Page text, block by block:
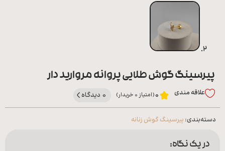
پیرسینگ گوش طلایی پروانه مروارید دار
علاقه‌ مندی 0(امتیاز 0 خریدار) 0 دیدگاه
دسته‌بندی: پیرسینگ گوش زنانه
در یک نگاه: